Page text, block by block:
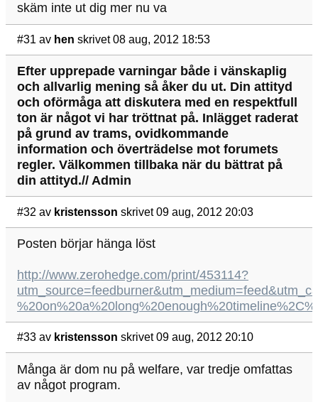
skäm inte ut dig mer nu va
#31 av hen skrivet 08 aug, 2012 18:53
Efter upprepade varningar både i vänskaplig
och allvarlig mening så åker du ut. Din attityd
och oförmåga att diskutera med en respektfull
ton är något vi har tröttnat på. Inlägget raderat
på grund av trams, ovidkommande
information och överträdelse mot forumets
regler. Välkommen tillbaka när du bättrat på
din attityd.// Admin
#32 av kristensson skrivet 09 aug, 2012 20:03
Posten börjar hänga löst
http://www.zerohedge.com/print/453114?
#33 av kristensson skrivet 09 aug, 2012 20:10
Många är dom nu på welfare, var tredje omfattas
av något program.